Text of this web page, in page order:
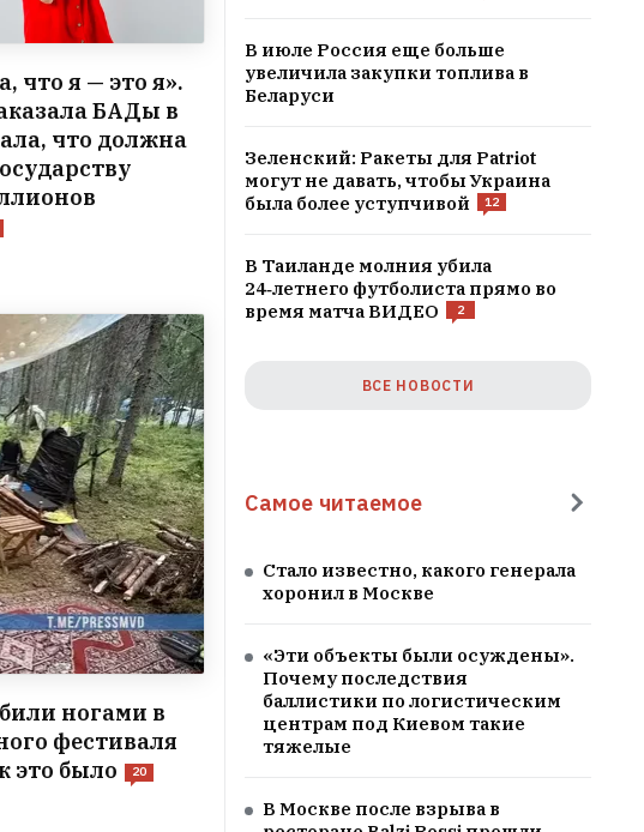
что я — это я».
БАДы в
что должна
ногами в
фестиваля
это было
20
В июле Россия еще больше
увеличила закупки топлива в
Беларуси
Зеленский: Ракеты для Patriot
могут не давать, чтобы Украина
была более уступчивой
12
В Таиланде молния убила
24‑летнего футболиста прямо во
время матча ВИДЕО
2
ВСЕ НОВОСТИ
Самое читаемое
Стало известно, какого генерала
хоронил в Москве
«Эти объекты были осуждены».
Почему последствия
баллистики по логистическим
центрам под Киевом такие
тяжелые
В Москве после взрыва в